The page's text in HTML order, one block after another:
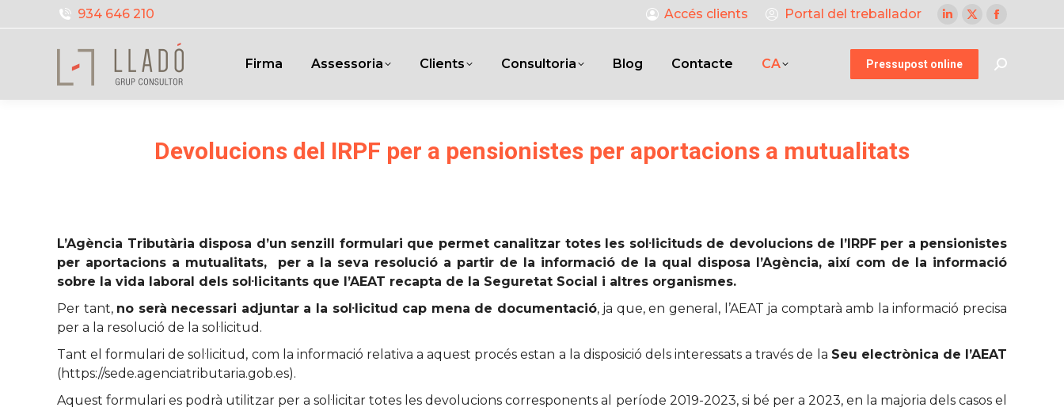
934 646 210 Accés clients Portal del treballador
Linkedin
opens
X
opens
Facebook
opens
Firma Assessoria Clients Consultoria Blog Contacte CA Pressupost online Search:
Devolucions del IRPF per a pensionistes per aportacions a mutualitats
L’Agència Tributària disposa d’un senzill formulari que permet canalitzar totes les sol·licituds de devolucions de l’IRPF per a pensionistes
per aportacions a mutualitats, per a la seva resolució a partir de la informació de la qual disposa l’Agència, així com de la informació
sobre la vida laboral dels sol·licitants que l’AEAT recapta de la Seguretat Social i altres organismes.
Per tant, no serà necessari adjuntar a la sol·licitud cap mena de documentació, ja que, en general, l’AEAT ja comptarà amb la informació precisa
per a la resolució de la sol·licitud.
Tant el formulari de sol·licitud, com la informació relativa a aquest procés estan a la disposició dels interessats a través de la Seu electrònica de l’AEAT
(https://sede.agenciatributaria.gob.es).
Aquest formulari es podrà utilitzar per a sol·licitar totes les devolucions corresponents al període 2019-2023, si bé per a 2023, en la majoria dels casos el